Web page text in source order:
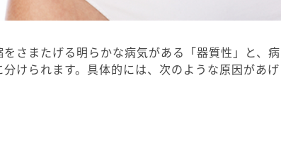
さまたげる明らかな病気がある「器質性」と、病
けられます。具体的には、次のような原因があげ